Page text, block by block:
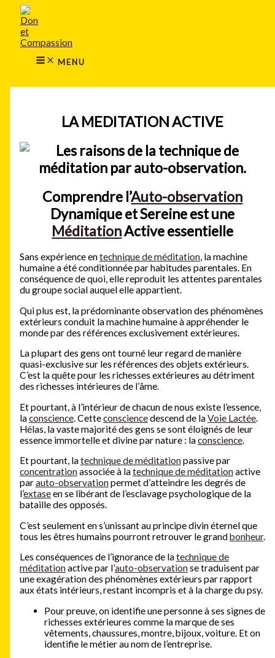
Aller
contenu
MENU
LA MEDITATION ACTIVE
Comprendre l’Auto-observation
Dynamique et Sereine est une
MéditationActive essentielle
Sans expérience entechnique de méditation, la machine
humaine a été conditionnée par habitudes parentales. En
conséquence de quoi, elle reproduit les attentes parentales
du groupe social auquel elle appartient.
Qui plus est, la prédominante observation des phénomènes
extérieurs conduit la machine humaine à appréhender le
monde par des références exclusivement extérieures.
La plupart des gens ont tourné leur regard de manière
quasi-exclusive sur les références des objets extérieurs.
C’est la quête pour les richesses extérieures au détriment
des richesses intérieures de l’âme.
Et pourtant, à l’intérieur de chacun de nous existe l’essence,
laconscience. Cetteconsciencedescend de laVoie Lactée.
Hélas, la vaste majorité des gens se sont éloignés de leur
essence immortelle et divine par nature : laconscience.
Et pourtant, latechnique de méditationpassive par
concentrationassociée à latechnique de méditationactive
parauto-observationpermet d’atteindre les degrés de
l’extaseen se libérant de l’esclavage psychologique de la
bataille des opposés.
C’est seulement en s’unissant au principe divin éternel que
tous les êtres humains pourront retrouver le grandbonheur.
Les conséquences de l’ignorance de latechnique de
méditationactive par l’auto-observationse traduisent par
une exagération des phénomènes extérieurs par rapport
aux états intérieurs, restant incompris et à la charge du psy.
Pour preuve, on identifie une personne à ses signes de
richesses extérieures comme la marque de ses
vêtements, chaussures, montre, bijoux, voiture. Et on
identifie le métier au nom de l’entreprise.